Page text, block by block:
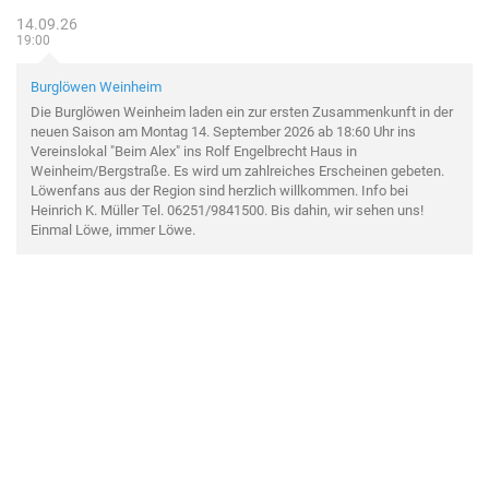
14.09.26
19:00
Burglöwen Weinheim
Die Burglöwen Weinheim laden ein zur ersten Zusammenkunft in der
neuen Saison am Montag 14. September 2026 ab 18:60 Uhr ins
Vereinslokal "Beim Alex" ins Rolf Engelbrecht Haus in
Weinheim/Bergstraße. Es wird um zahlreiches Erscheinen gebeten.
Löwenfans aus der Region sind herzlich willkommen. Info bei
Heinrich K. Müller Tel. 06251/9841500. Bis dahin, wir sehen uns!
Einmal Löwe, immer Löwe.